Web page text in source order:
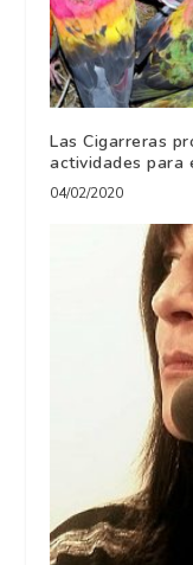
Las Cigarreras
actividades para
04/02/2020